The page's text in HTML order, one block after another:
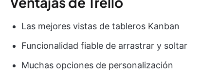
Las mejores vistas de tableros Kanban
Funcionalidad fiable de arrastrar y soltar
Muchas opciones de personalización